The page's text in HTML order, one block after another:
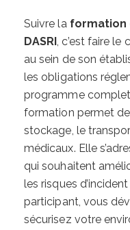
Suivre la formation
DASRI, c’est faire le
au sein de son
les obligations
programme
formation permet
stockage, le
médicaux. Elle
qui souhaitent
les risques
participant, vous
sécurisez votre